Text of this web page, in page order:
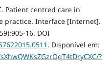
Patient centred care in
practice. Interface [Internet].
16. DOI
. Disponível em:
?